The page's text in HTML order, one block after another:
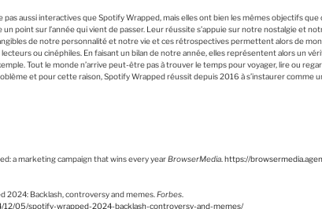
aussi interactives que Spotify Wrapped, mais elles ont bien les mêmes objectifs que
point sur l’année qui vient de passer. Leur réussite s’appuie sur notre nostalgie et
de notre personnalité et notre vie et ces rétrospectives permettent alors de
ou cinéphiles. En faisant un bilan de notre année, elles représentent alors un
Tout le monde n’arrive peut-être pas à trouver le temps pour voyager, lire ou
et pour cette raison, Spotify Wrapped réussit depuis 2016 à s’instaurer comme
a marketing campaign that wins every yearBrowserMedia https://
2024: Backlash, controversy and memes. Forbes
12/05/spotify-wrapped-2024-backlash-controversy-and-memes/